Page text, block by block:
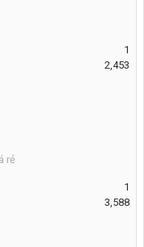
1
2,453
rẻ
1
3,588